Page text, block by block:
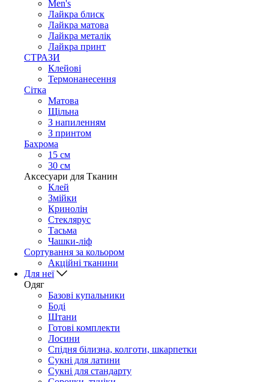
Men's
Лайкра блиск
Лайкра матова
Лайкра металік
Лайкра принт
СТРАЗИ
Клейові
Термонанесення
Сітка
Матова
Щільна
З напиленням
З принтом
Бахрома
15 см
30 см
Аксесуари для Тканин
Клей
Змійки
Кринолін
Стеклярус
Тасьма
Чашки-ліф
Сортування за кольором
Акційні тканини
Для неї
Одяг
Базові купальники
Боді
Штани
Готові комплекти
Лосини
Спідня білизна, колготи, шкарпетки
Сукні для латини
Сукні для стандарту